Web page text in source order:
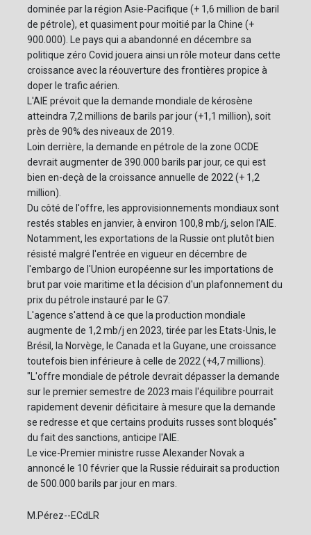
dominée par la région Asie-Pacifique (+ 1,6 million de baril
de pétrole), et quasiment pour moitié par la Chine (+
900.000). Le pays qui a abandonné en décembre sa
politique zéro Covid jouera ainsi un rôle moteur dans cette
croissance avec la réouverture des frontières propice à
doper le trafic aérien.
L'AIE prévoit que la demande mondiale de kérosène
atteindra 7,2 millions de barils par jour (+1,1 million), soit
près de 90% des niveaux de 2019.
Loin derrière, la demande en pétrole de la zone OCDE
devrait augmenter de 390.000 barils par jour, ce qui est
bien en-deçà de la croissance annuelle de 2022 (+ 1,2
million).
Du côté de l'offre, les approvisionnements mondiaux sont
restés stables en janvier, à environ 100,8 mb/j, selon l'AIE.
Notamment, les exportations de la Russie ont plutôt bien
résisté malgré l'entrée en vigueur en décembre de
l'embargo de l'Union européenne sur les importations de
brut par voie maritime et la décision d'un plafonnement du
prix du pétrole instauré par le G7.
L'agence s'attend à ce que la production mondiale
augmente de 1,2 mb/j en 2023, tirée par les Etats-Unis, le
Brésil, la Norvège, le Canada et la Guyane, une croissance
toutefois bien inférieure à celle de 2022 (+4,7 millions).
"L'offre mondiale de pétrole devrait dépasser la demande
sur le premier semestre de 2023 mais l'équilibre pourrait
rapidement devenir déficitaire à mesure que la demande
se redresse et que certains produits russes sont bloqués"
du fait des sanctions, anticipe l'AIE.
Le vice-Premier ministre russe Alexander Novak a
annoncé le 10 février que la Russie réduirait sa production
de 500.000 barils par jour en mars.
M.Pérez--ECdLR